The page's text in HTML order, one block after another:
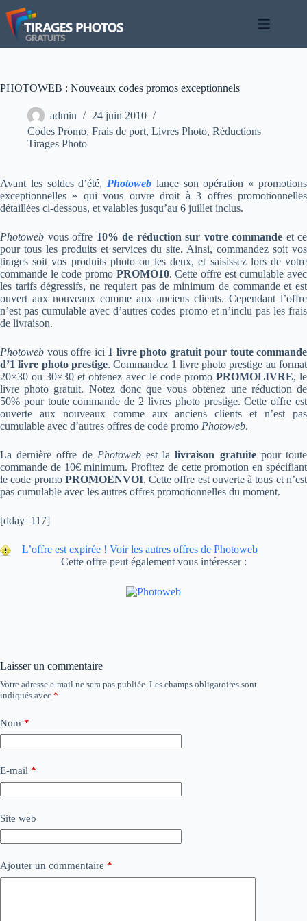
Passer
au
contenu
PHOTOWEB : Nouveaux codes promos exceptionnels
admin
24 juin 2010
Codes Promo, Frais de port, Livres Photo, Réductions
Tirages Photo
Avant les soldes d’été, Photoweb lance son opération « promotions
exceptionnelles » qui vous ouvre droit à 3 offres promotionnelles
détaillées ci-dessous, et valables jusqu’au 6 juillet inclus.
Photoweb vous offre 10% de réduction sur votre commande et ce
pour tous les produits et services du site. Ainsi, commandez soit vos
tirages soit vos produits photo ou les deux, et saisissez lors de votre
commande le code promo PROMO10. Cette offre est cumulable avec
les tarifs dégressifs, ne requiert pas de minimum de commande et est
ouvert aux nouveaux comme aux anciens clients. Cependant l’offre
n’est pas cumulable avec d’autres codes promo et n’inclu pas les frais
de livraison.
Photoweb vous offre ici 1 livre photo gratuit pour toute commande
d’1 livre photo prestige. Commandez 1 livre photo prestige au format
20×30 ou 30×30 et obtenez avec le code promo PROMOLIVRE, le
livre photo gratuit. Notez donc que vous obtenez une réduction de
50% pour toute commande de 2 livres photo prestige. Cette offre est
ouverte aux nouveaux comme aux anciens clients et n’est pas
cumulable avec d’autres offres de code promo Photoweb.
La dernière offre de Photowebest la livraison gratuitepour toute
commande de 10€ minimum. Profitez de cette promotion en spécifiant
le code promo PROMOENVOI. Cette offre est ouverte à tous et n’est
pas cumulable avec les autres offres promotionnelles du moment.
[dday=117]
L’offre est expirée ! Voir les autres offres de Photoweb
Cette offre peut également vous intéresser :
Laisser un commentaire
Votre adresse e-mail ne sera pas publiée. Les champs obligatoires sont
indiqués avec *
Nom *
E-mail *
Site web
Ajouter un commentaire *